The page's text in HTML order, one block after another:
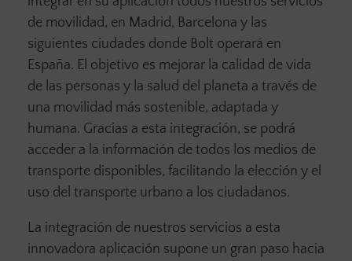
de movilidad, en Madrid, Barcelona y las
siguientes ciudades donde Bolt operará en
España. El objetivo es mejorar la calidad de vida
de las personas y la salud del planeta a través de
una movilidad más sostenible, adaptada y
humana. Gracias a esta integración, se podrá
acceder a la información de todos los medios de
transporte disponibles, facilitando la elección y el
uso del transporte urbano a los ciudadanos.
La integración de nuestros servicios a esta
innovadora aplicación supone un gran paso hacia